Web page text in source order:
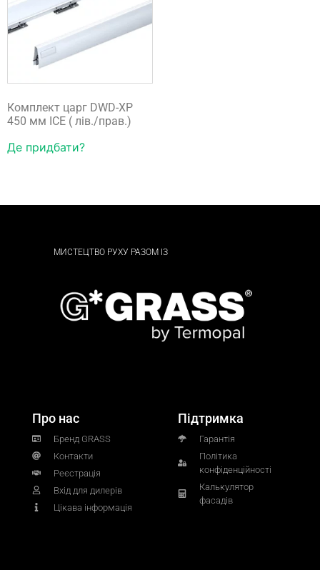
Комплект царг DWD-XP
450 мм ICE ( лів./прав.)
Де придбати?
МИСТЕЦТВО РУХУ РАЗОМ ІЗ
Про нас
Бренд GRASS
Контакти
Реєстрація
Вхід для дилерів
Цікава інформація
Підтримка
Гарантія
Політика
конфіденційності
Калькулятор
фасадів